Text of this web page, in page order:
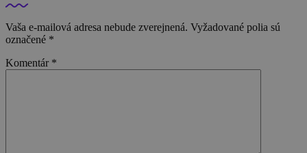
Vaša e-mailová adresa nebude zverejnená. Vyžadované polia sú
označené *
Komentár *